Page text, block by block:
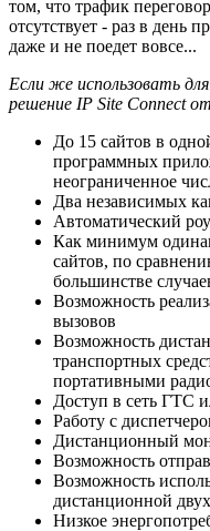
том, что трафик
отсутствует - раз в день
даже и не поедет вовсе...
Если же использовать
решение IP Site Connect
До 15 сайтов в
программных
неограниченное
Два независимых
Автоматический
Как минимум
сайтов, по
большинстве
Возможность
вызовов
Возможность
транспортных
портативными
Доступ в сеть ГТС
Работу с
Дистанционный
Возможность
Возможность
дистанционной
Низкое